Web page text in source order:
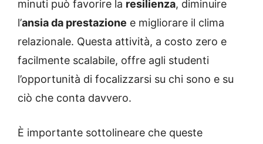
minuti può favorire la resilienza, diminuire
l’ansia da prestazione e migliorare il clima
relazionale. Questa attività, a costo zero e
facilmente scalabile, offre agli studenti
l’opportunità di focalizzarsi su chi sono e su
ciò che conta davvero.
È importante sottolineare che queste